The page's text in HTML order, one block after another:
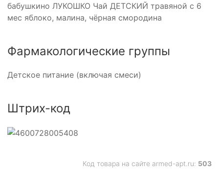
бабушкино ЛУКОШКО Чай ДЕТСКИЙ травяной с 6
мес яблоко, малина, чёрная смородина
Фармакологические группы
Детское питание (включая смеси)
Штрих-код
Код товара на сайте armed-apt.ru: 503